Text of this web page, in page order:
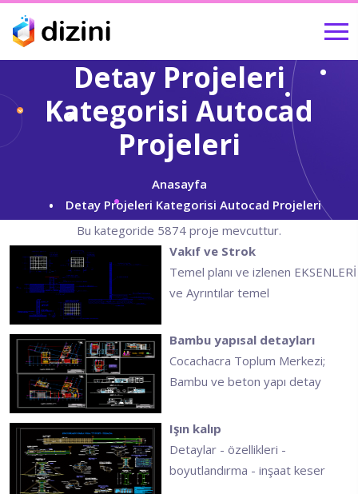
Detay Projeleri
Kategorisi Autocad
Projeleri
Anasayfa
Detay Projeleri Kategorisi Autocad Projeleri
Bu kategoride 5874 proje mevcuttur.
Vakıf ve Strok
Temel planı ve izlenen EKSENLERİ
ve Ayrıntılar temel
Bambu yapısal detayları
Cocachacra Toplum Merkezi;
Bambu ve beton yapı detay
Işın kalıp
Detaylar - özellikleri -
boyutlandırma - inşaat keser